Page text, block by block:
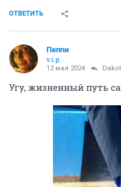
ОТВЕТИТЬ
Пепnи
v.i.p.
12 мая 2024
Угу, жизненный путь